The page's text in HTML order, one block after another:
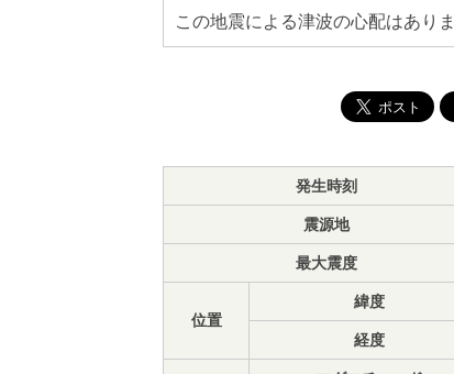
この地震による津波の心配はありま
発生時刻
震源地
最大震度
位置
緯度
経度